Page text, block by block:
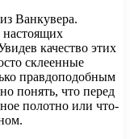
Ванкувера.
качество этих
склеенные
правдоподобным
понять, что перед
полотно или что-